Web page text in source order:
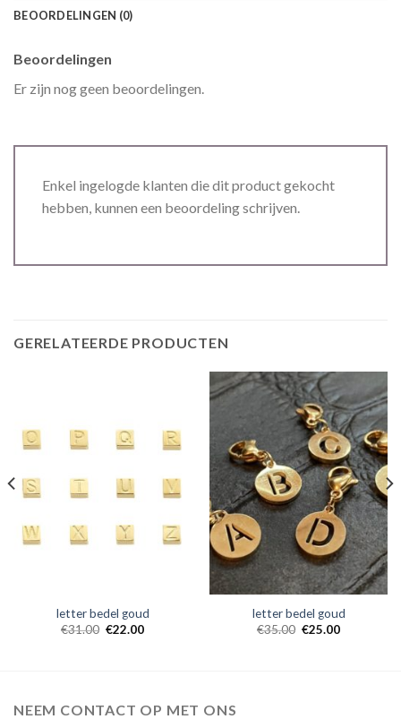
BEOORDELINGEN (0)
Beoordelingen
Er zijn nog geen beoordelingen.
Enkel ingelogde klanten die dit product gekocht
hebben, kunnen een beoordeling schrijven.
GERELATEERDE PRODUCTEN
letter bedel goud
€31.00 €22.00
letter bedel goud
€35.00 €25.00
NEEM CONTACT OP MET ONS